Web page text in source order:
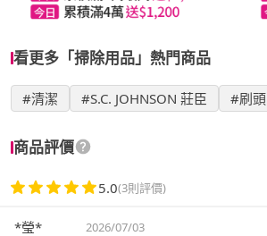
看更多「掃除用品」熱門商品
#清潔 #S.C. JOHNSON 莊臣 #刷頭
商品評價
5.0(3則評價)
*瑩* 2026/07/03